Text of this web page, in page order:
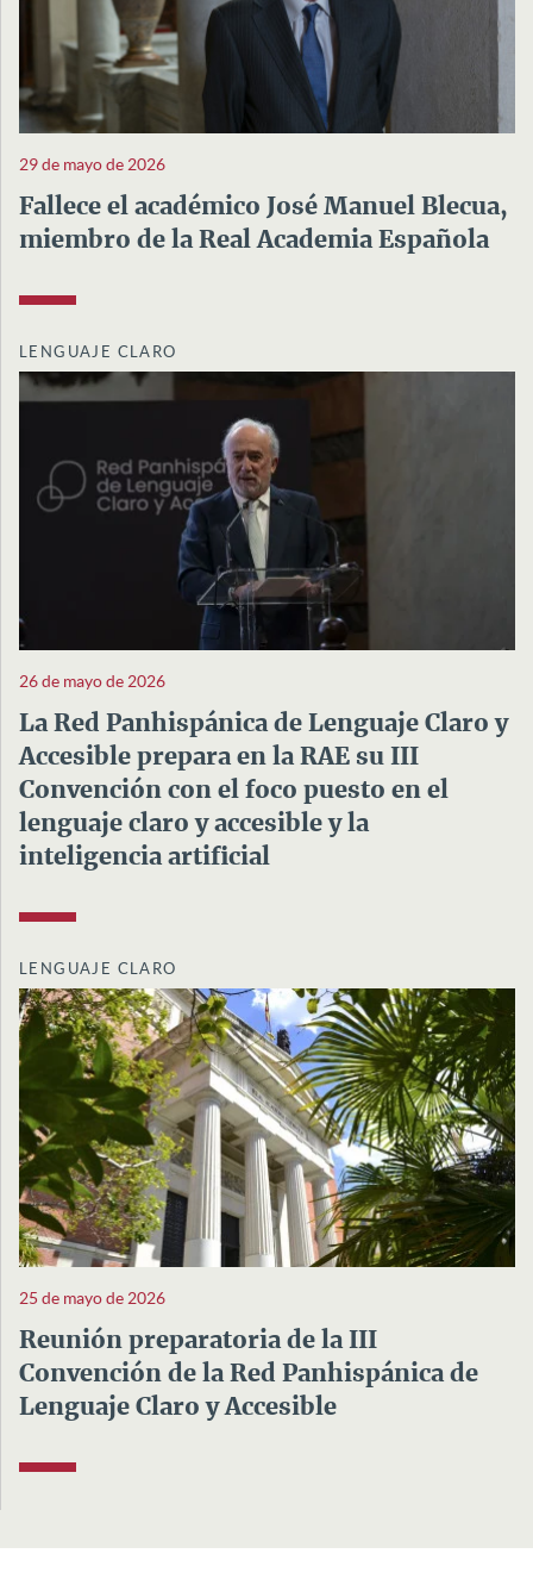
29 de mayo de 2026
Fallece el académico José Manuel Blecua,
miembro de la Real Academia Española
LENGUAJE CLARO
26 de mayo de 2026
La Red Panhispánica de Lenguaje Claro y
Accesible prepara en la RAE su III
Convención con el foco puesto en el
lenguaje claro y accesible y la
inteligencia artificial
LENGUAJE CLARO
25 de mayo de 2026
Reunión preparatoria de la III
Convención de la Red Panhispánica de
Lenguaje Claro y Accesible